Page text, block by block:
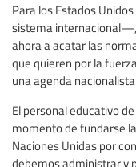
Para los Estados
sistema internacional—,
ahora a acatar las
que quieren por la
una agenda
El personal educativo
momento de fundarse
Naciones Unidas por
debemos administrar y